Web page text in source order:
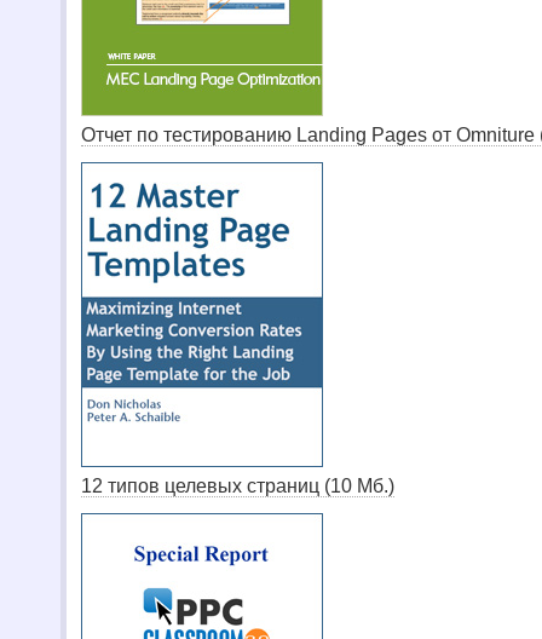
Отчет по тестированию Landing Pages от
12 типов целевых страниц (10 Мб.)